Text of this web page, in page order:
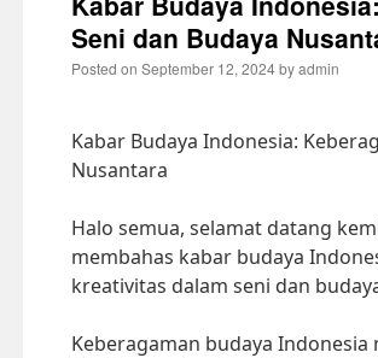
Seni dan Budaya
Posted on September 12, 2024byadmin
Kabar Budaya Indonesia:
Nusantara
Halo semua, selamat datang
membahas kabar budaya
kreativitas dalam seni dan
Keberagaman budaya